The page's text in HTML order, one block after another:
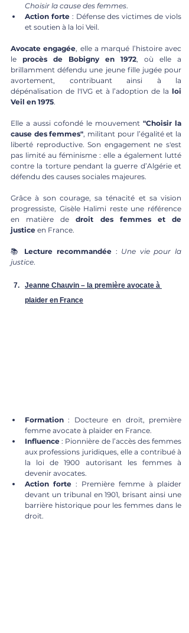
Choisir la cause des femmes.
Action forte : Défense des victimes de viols
et soutien à la loi Veil.
Avocate engagée, elle a marqué l’histoire avec
le procès de Bobigny en 1972, où elle a
brillamment défendu une jeune fille jugée pour
avortement, contribuant ainsi à la
dépénalisation de l'IVG et à l’adoption de la loi
Veil en 1975.
Elle a aussi cofondé le mouvement "Choisir la
cause des femmes", militant pour l’égalité et la
liberté reproductive. Son engagement ne s'est
pas limité au féminisme : elle a également lutté
contre la torture pendant la guerre d’Algérie et
défendu des causes sociales majeures.
Grâce à son courage, sa ténacité et sa vision
progressiste, Gisèle Halimi reste une référence
en matière de droit des femmes et de
justice en France.
📚 Lecture recommandée : Une vie pour la
justice.
Jeanne Chauvin – la première avocate à
plaider en France
Formation : Docteure en droit, première
femme avocate à plaider en France.
Influence : Pionnière de l’accès des femmes
aux professions juridiques, elle a contribué à
la loi de 1900 autorisant les femmes à
devenir avocates.
Action forte : Première femme à plaider
devant un tribunal en 1901, brisant ainsi une
barrière historique pour les femmes dans le
droit.